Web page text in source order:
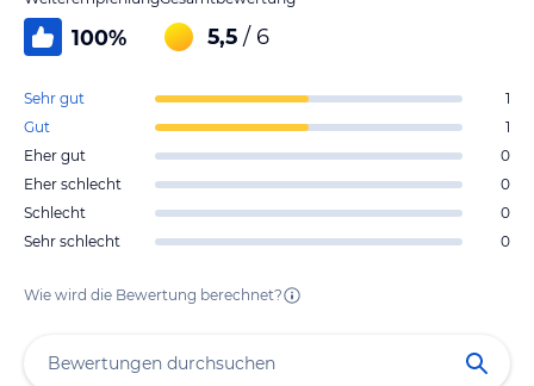
100% 5,5 / 6
Sehr gut
1
Gut
1
Eher gut
0
Eher schlecht
0
Schlecht
0
Sehr schlecht
0
Wie wird die Bewertung berechnet?